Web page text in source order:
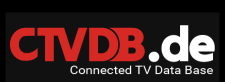
content